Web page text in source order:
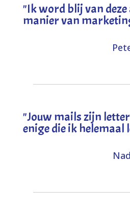
"Ik word blij van deze
manier van
"Jouw mails zijn
enige die ik helemaal